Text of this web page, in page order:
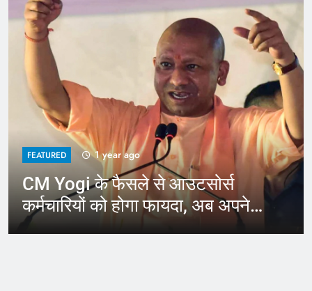
FEATURED 1 year ago
CM Yogi के फैसले से आउटसोर्स
कर्मचारियों को होगा फायदा, अब अपने
जिले में कर सकेंगे काम